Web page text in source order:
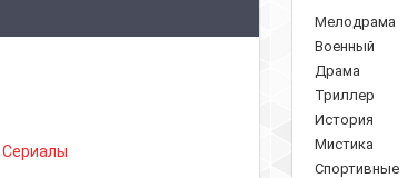
Сериалы
Мелодрама
Военный
Драма
Триллер
История
Мистика
Спортивные